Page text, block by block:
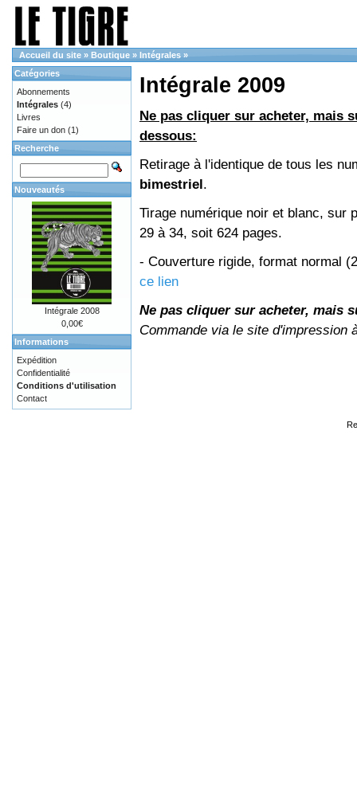
Accueil du site » Boutique » Intégrales »
Intégrale 2009
Ne pas cliquer sur acheter, mais
dessous:
Retirage à l'identique de tous les
bimestriel.
Tirage numérique noir et blanc, sur
29 à 34, soit 624 pages.
- Couverture rigide, format normal
ce lien
Ne pas cliquer sur acheter, mais
Commande via le site d'impression
Catégories
Abonnements
Intégrales (4)
Livres
Faire un don (1)
Recherche
Nouveautés
Intégrale 2008
0,00€
Informations
Expédition
Confidentialité
Conditions d'utilisation
Contact